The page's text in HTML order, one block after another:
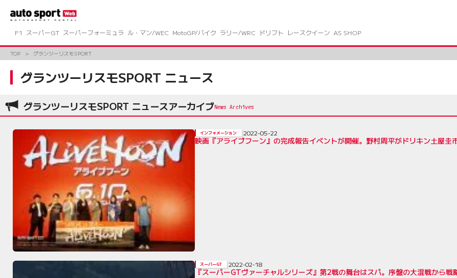
ツ
ス
F1
スーパーGT スーパーフォーミュラ ル・マン/WEC MotoGP/バイク ラリー/WRC ドリフト レースクイーン AS SHOP
TOP グランツーリスモSPORT
グランツーリスモSPORT ニュース
グランツーリスモSPORT ニュースアーカイブ
映画『アライブフーン』の完成報告イベントが開催。野村周平がドリキン土屋圭
インフォメーション 2022-05-22
『スーパーGTヴァーチャルシリーズ』第2戦の舞台はスパ。序盤の大混戦から戦
スーパーGT 2022-02-18